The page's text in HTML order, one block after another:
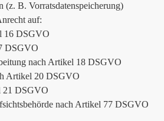
(z. B. Vorratsdatenspeicherung)
auf:
16 DSGVO
DSGVO
nach Artikel 18 DSGVO
Artikel 20 DSGVO
21 DSGVO
nach Artikel 77 DSGVO